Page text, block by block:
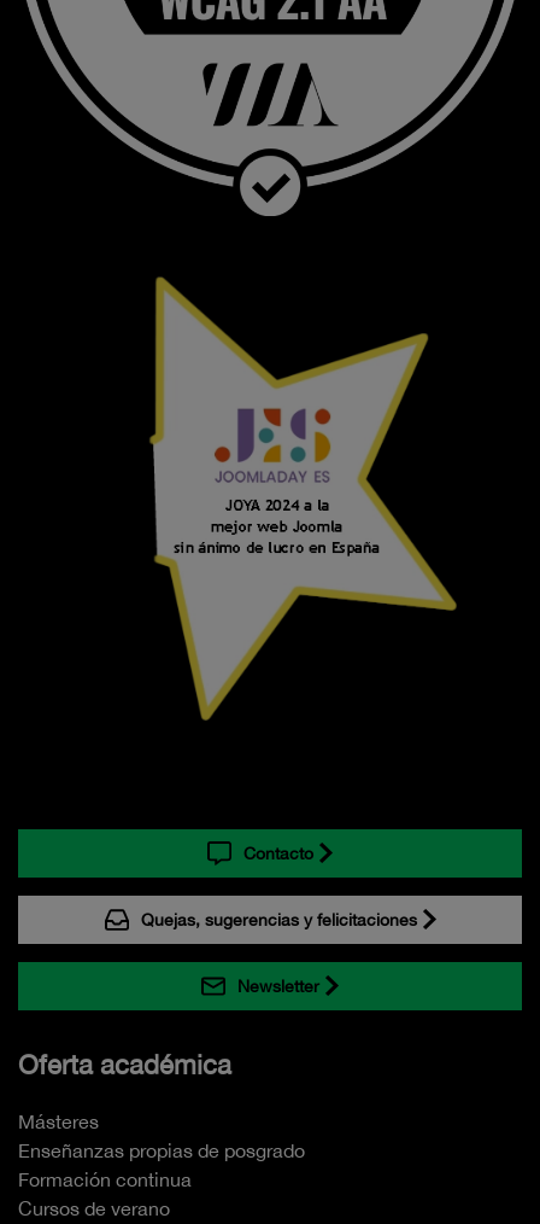
Contacto
Quejas, sugerencias y felicitaciones
Newsletter
Oferta académica
Másteres
Enseñanzas propias de posgrado
Formación continua
Cursos de verano